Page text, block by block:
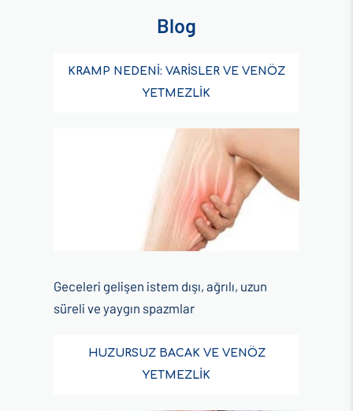
Blog
KRAMP NEDENİ: VARİSLER VE VENÖZ
YETMEZLİK
Geceleri gelişen istem dışı, ağrılı, uzun
süreli ve yaygın spazmlar
HUZURSUZ BACAK VE VENÖZ
YETMEZLİK